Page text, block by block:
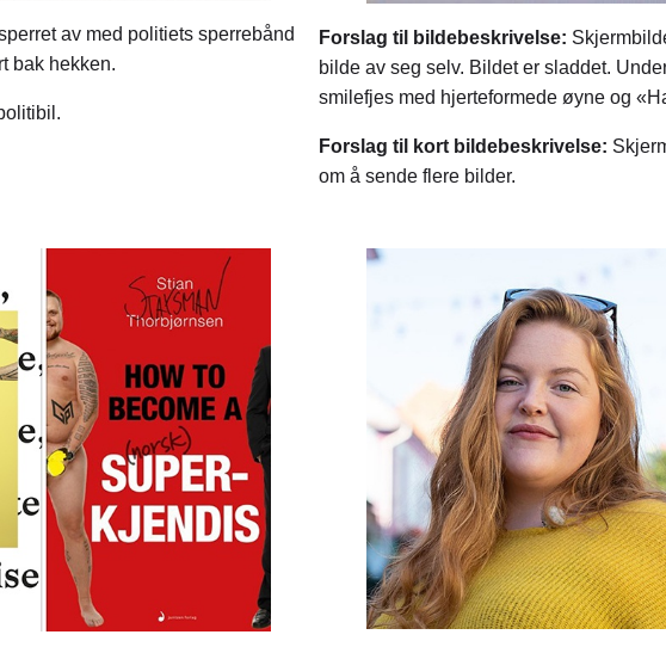
av med politiets sperrebånd
bak hekken.
Forslag til bildebeskrivelse:
bilde av seg selv. Bildet er sladdet.
smilefjes med hjerteformede øyne og
Forslag til kort bildebeskrivelse:
om å sende flere bilder.